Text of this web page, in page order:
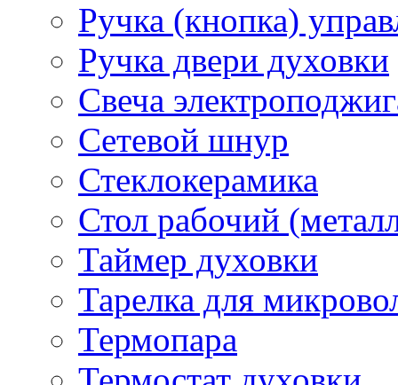
Ручка (кнопка)
Ручка двери духовки
Свеча
Сетевой шнур
Стеклокерамика
Стол рабочий
Таймер духовки
Тарелка для
Термопара